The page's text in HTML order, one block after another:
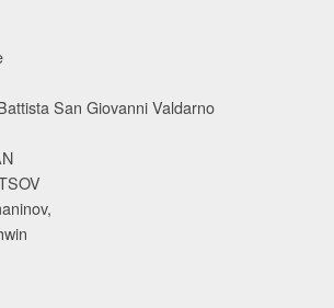
San Giovanni Valdarno